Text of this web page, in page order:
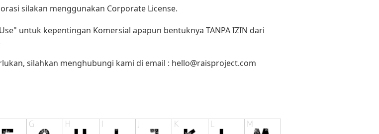
silakan menggunakan Corporate License.
untuk kepentingan Komersial apapun bentuknya TANPA IZIN dari
silahkan menghubungi kami di email : hello@raisproject.com